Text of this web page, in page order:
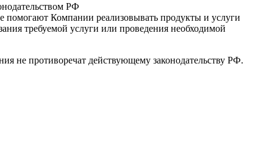
РФ
помогают Компании реализовывать продукты и услуги
требуемой услуги или проведения необходимой
не противоречат действующему законодательству РФ.